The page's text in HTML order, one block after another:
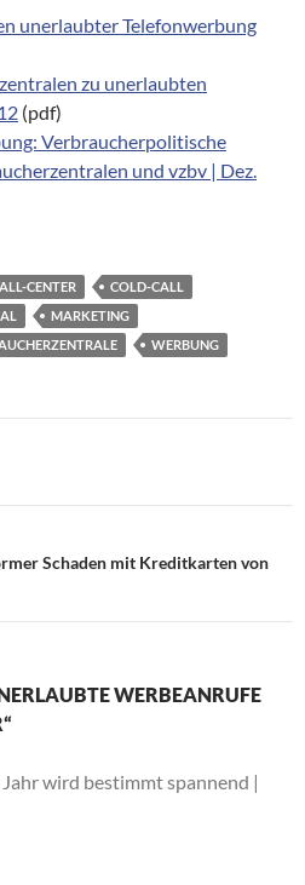
unerlaubter Telefonwerbung
zu unerlaubten
(pdf)
Verbraucherpolitische
und vzbv | Dez.
CENTER
COLD-CALL
MARKETING
WERBUNG
Schaden mit Kreditkarten von
WERBEANRUFE
wird bestimmt spannend |